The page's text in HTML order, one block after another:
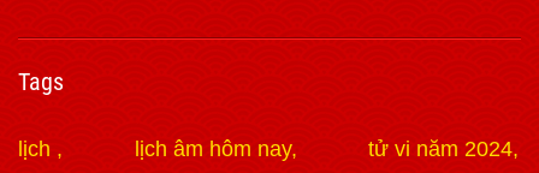
Tags
lịch lịch âm hôm nay tử vi năm 2024